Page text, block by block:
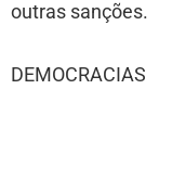
outras sanções.
DEMOCRACIAS